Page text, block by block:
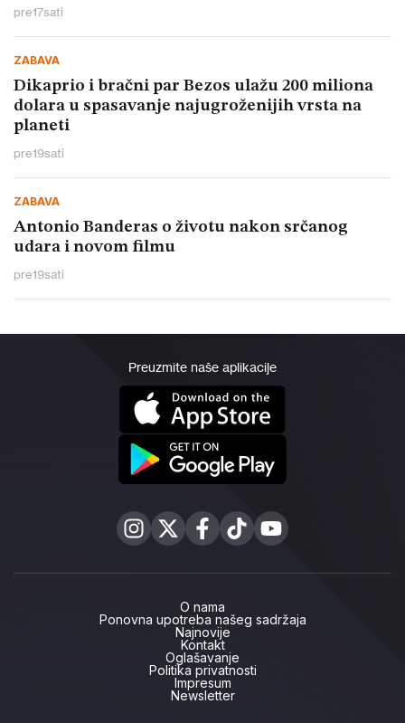
pre17sati
ZABAVA
Dikaprio i bračni par Bezos ulažu 200 miliona
dolara u spasavanje najugroženijih vrsta na
planeti
pre19sati
ZABAVA
Antonio Banderas o životu nakon srčanog
udara i novom filmu
pre19sati
Preuzmite naše aplikacije
O nama
Ponovna upotreba našeg sadržaja
Najnovije
Kontakt
Oglašavanje
Politika privatnosti
Impresum
Newsletter